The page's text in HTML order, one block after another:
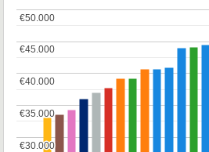
€30.000
€30.000
€35.000
€35.000
€40.000
€40.000
€45.000
€45.000
€50.000
€50.000